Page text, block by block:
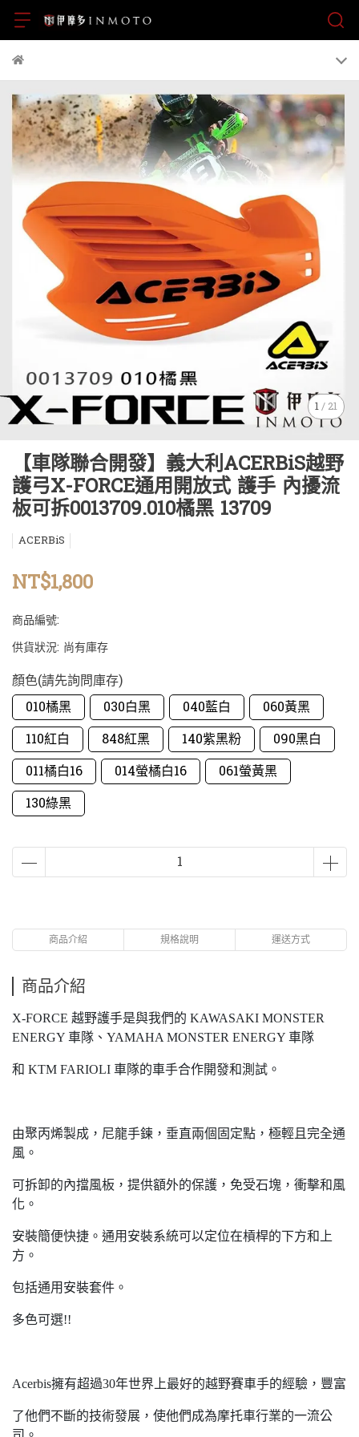
1/21
【車隊聯合開發】義大利ACERBiS越野
護弓X-FORCE通用開放式 護手 內擾流
板可拆0013709.010橘黑 13709
ACERBiS
NT$1,800
商品編號:
供貨狀況: 尚有庫存
顏色(請先詢問庫存)
010橘黑
030白黑 040藍白
060黃黑
110紅白
848紅黑 140紫黑粉
090黑白
011橘白16
014螢橘白16
061螢黃黑
130綠黑
商品介紹 規格說明 運送方式
商品介紹
X-FORCE 越野護手是與我們的 KAWASAKI MONSTER
ENERGY 車隊、YAMAHA MONSTER ENERGY 車隊
和 KTM FARIOLI 車隊的車手合作開發和測試。
由聚丙烯製成，尼龍手鍊，垂直兩個固定點，極輕且完全通
風。
可拆卸的內擋風板，提供額外的保護，免受石塊，衝擊和風
化。
安裝簡便快捷。通用安裝系統可以定位在槓桿的下方和上
方。
包括通用安裝套件。
多色可選!!
Acerbis擁有超過30年世界上最好的越野賽車手的經驗，豐富
了他們不斷的技術發展，使他們成為摩托車行業的一流公